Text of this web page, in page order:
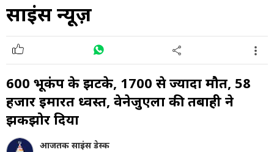
साइंस न्यूज़
600 भूकंप के झटके, 1700 से ज्यादा मौतें, 58
हजार इमारतें ध्वस्त, वेनेजुएला की तबाही ने
झकझोर दिया
आजतक साइंस डेस्क